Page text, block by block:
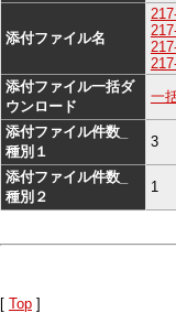
添付ファイル名
添付ファイル一括ダ
ウンロード
一
添付ファイル件数_
種別１
3
添付ファイル件数_
種別２
1
[ Top ]